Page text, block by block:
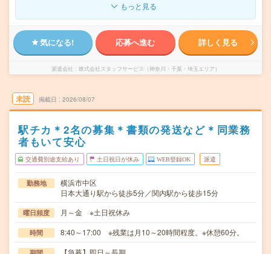
もっと見る
気になる! 応募へ進む 詳しく見る
派遣会社 株式会社スタッフサービス（神奈川・千葉・埼玉エリア）
未読 掲載日 2026/08/07
駅チカ＊2名の募集＊書類の発送など＊同業務
者もいて安心
交通費別途支給あり 土日祝日が休み WEB登録OK 派遣
勤務地
横浜市中区
日本大通り駅から徒歩5分／関内駅から徒歩15分
曜日頻度 月～金 ※土日祝休み
時間 8:40～17:00 ※残業は月10～20時間程度。※休憩60分。
【急募】即日～長期